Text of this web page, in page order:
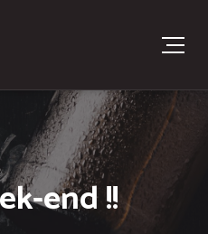
end !!